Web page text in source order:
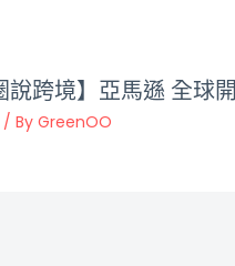
說跨境】亞馬遜 全球
ByGreenOO